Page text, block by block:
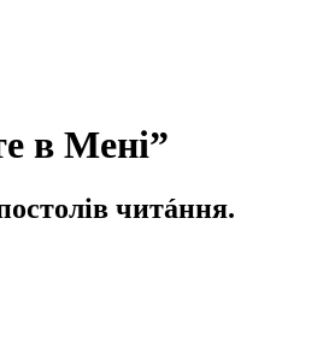
в Мені”
читáння.